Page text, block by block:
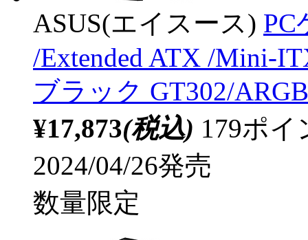
ASUS(エイスース) PC
/Extended ATX /Mini-
ブラック GT302/
¥17,873(税込) 179ポ
2024/04/26発売
数量限定